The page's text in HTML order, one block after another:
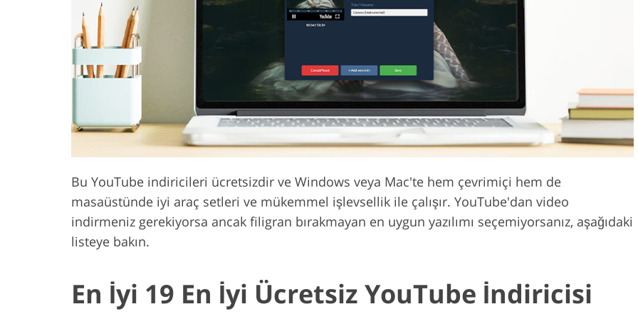
Ürün Rötuş Hizmetleri Mücevher Rötuş Hizmetleri AI Eğitim Verileri
Bu YouTube indiricileri ücretsizdir ve Windows veya Mac'te hem çevrimiçi hem de
masaüstünde iyi araç setleri ve mükemmel işlevsellik ile çalışır. YouTube'dan video
indirmeniz gerekiyorsa ancak filigran bırakmayan en uygun yazılımı seçemiyorsanız, aşağıdaki
listeye bakın.
En İyi 19 En İyi Ücretsiz YouTube İndiricisi